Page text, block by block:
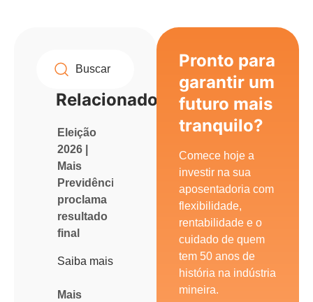
Relacionados
Eleição
2026 |
Mais
Previdência
proclama
resultado
final
Saiba mais
Mais
Pronto para
garantir um
futuro mais
tranquilo?
Comece hoje a
investir na sua
aposentadoria com
flexibilidade,
rentabilidade e o
cuidado de quem
tem 50 anos de
história na indústria
mineira.